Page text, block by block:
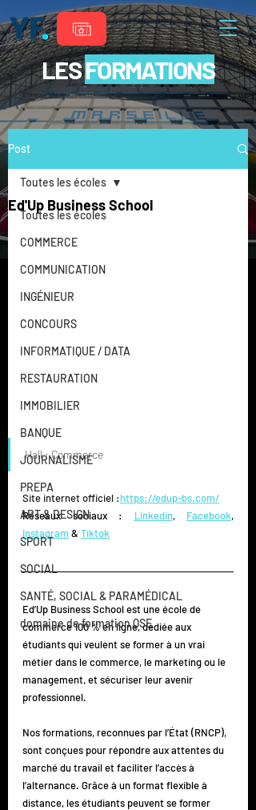
LESFORMATIONS
Post
Toutes les écoles
COMMERCE
COMMUNICATION
INGÉNIEUR
CONCOURS
INFORMATIQUE / DATA
RESTAURATION
IMMOBILIER
BANQUE
JOURNALISME
PREPA
ART & DESIGN
SPORT
SOCIAL
SANTÉ, SOCIAL & PARAMÉDICAL
domaine de formation QSE
Toutes les écoles
Ed'Up Business School
Hall : Commerce
Site internet officiel :https://edup-bs.com/
Réseaux sociaux : Linkedin, Facebook
Instagram & Tiktok
Ed’Up Business School est une école de
commerce 100 % en ligne, dédiée aux
étudiants qui veulent se former à un vrai
métier dans le commerce, le marketing ou le
management, et sécuriser leur avenir
professionnel.
Nos formations, reconnues par l’État (RNCP),
sont conçues pour répondre aux attentes du
marché du travail et faciliter l’accès à
l’alternance. Grâce à un format flexible à
distance, les étudiants peuvent se former